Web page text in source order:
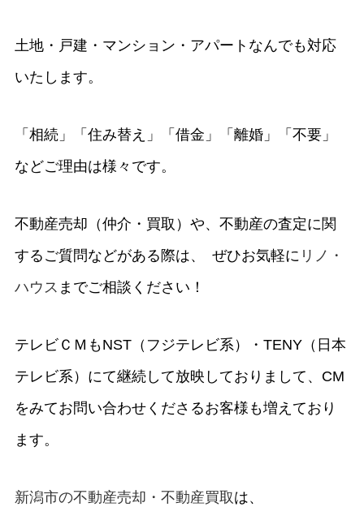
土地・戸建・マンション・アパートなんでも対応
いたします。
「相続」「住み替え」「借金」「離婚」「不要」
などご理由は様々です。
不動産売却（仲介・買取）や、不動産の査定に関
するご質問などがある際は、 ぜひお気軽に リノ・
ハウス までご相談ください！
テレビＣＭもNST（フジテレビ系）・TENY（日本
テレビ系）にて継続して放映しておりまして、CM
をみてお問い合わせくださるお客様も増えており
ます。
新潟市の不動産売却・不動産買取は、